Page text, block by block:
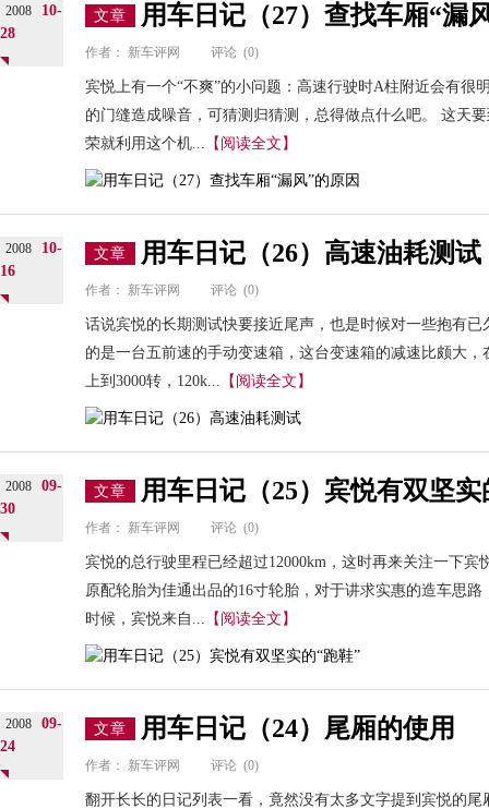
2008
10-
28
文章 用车日记（27）查找车厢“漏
作者： 新车评网 评论 (0)
宾悦上有一个“不爽”的小问题：高速行驶时A柱附近会有很
的门缝造成噪音，可猜测归猜测，总得做点什么吧。 这天
荣就利用这个机... 【阅读全文】
2008
10-
16
文章 用车日记（26）高速油耗测试
作者： 新车评网 评论 (0)
话说宾悦的长期测试快要接近尾声，也是时候对一些抱有
的是一台五前速的手动变速箱，这台变速箱的减速比颇大，
上到3000转，120k... 【阅读全文】
2008
09-
30
文章 用车日记（25）宾悦有双坚实
作者： 新车评网 评论 (0)
宾悦的总行驶里程已经超过12000km，这时再来关注一下
原配轮胎为佳通出品的16寸轮胎，对于讲求实惠的造车思
时候，宾悦来自... 【阅读全文】
2008
09-
24
文章 用车日记（24）尾厢的使用
作者： 新车评网 评论 (0)
翻开长长的日记列表一看，竟然没有太多文字提到宾悦的